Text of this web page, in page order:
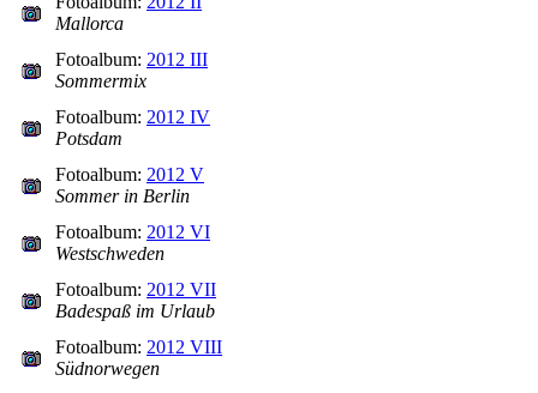
Mallorca
Fotoalbum: 2012 III
Sommermix
Fotoalbum: 2012 IV
Potsdam
Fotoalbum: 2012 V
Sommer in Berlin
Fotoalbum: 2012 VI
Westschweden
Fotoalbum: 2012 VII
Badespaß im Urlaub
Fotoalbum: 2012 VIII
Südnorwegen